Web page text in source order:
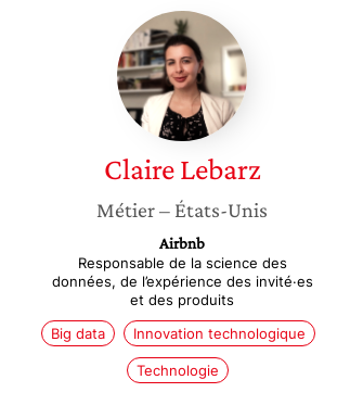
Claire
Lebarz
Claire Lebarz
Métier– États-Unis
Airbnb
Responsable de la science des
données, de l’expérience des invité·es
et des produits
Big data
Innovation technologique
Technologie